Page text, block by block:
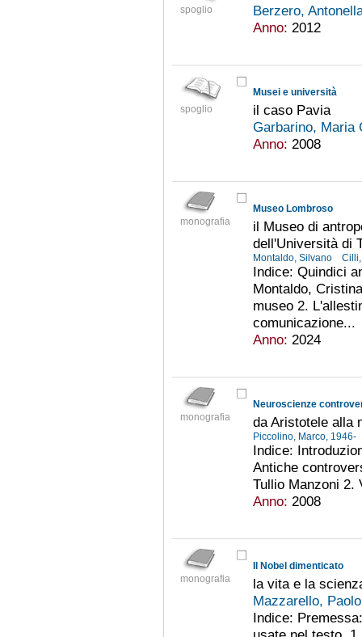
spoglio
Berzero,
Anno: 2012
spoglio
Musei e università
il caso Pavia
Garbarino, Maria
Anno: 2008
monografia
Museo Lombroso
il Museo di
dell'Università di
Montaldo, Silvano
Indice: Quindici
Montaldo,
museo 2.
comunicazione...
Anno: 2024
monografia
Neuroscienze
da Aristotele alla
Piccolino, Marco, 1946-
Indice:
Antiche
Tullio Manzoni
Anno: 2008
monografia
Il Nobel dimenticato
la vita e la
Mazzarello,
Indice: